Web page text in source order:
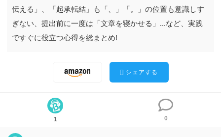
伝える」、「起承転結」も「、」「。」の位置も意識しす
ぎない、提出前に一度は「文章を寝かせる」...など、実践
ですぐに役立つ心得を総まとめ!
シェアする
1 0